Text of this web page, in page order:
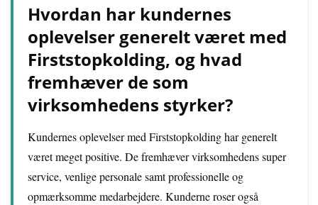
Hvordan har kundernes
oplevelser generelt været med
Firststopkolding, og hvad
fremhæver de som
virksomhedens styrker?
Kundernes oplevelser med Firststopkolding har generelt
været meget positive. De fremhæver virksomhedens super
service, venlige personale samt professionelle og
opmærksomme medarbejdere. Kunderne roser også